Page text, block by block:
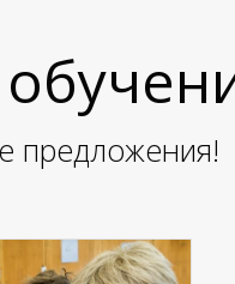
предложения!